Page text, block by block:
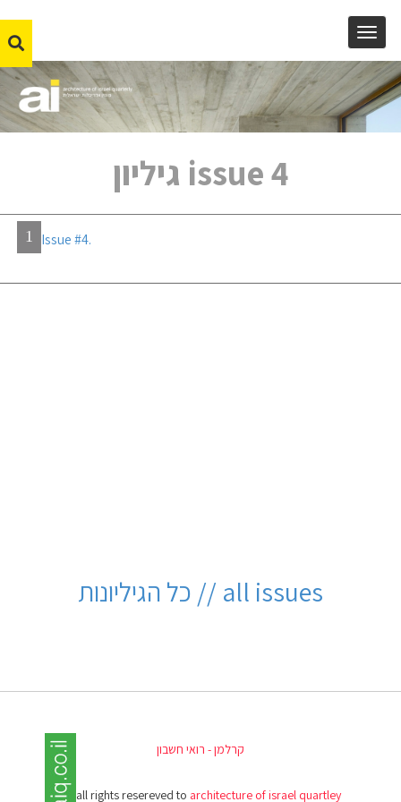
MENU
issue 4 גיליון
Issue #4.
1
all issues // כל הגיליונות
קרלמן - רואי חשבון
(c) all rights resereved to architecture of israel quartley